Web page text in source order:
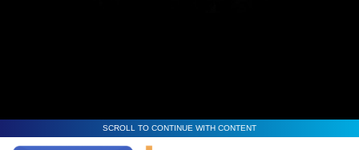
SCROLL TO CONTINUE WITH CONTENT